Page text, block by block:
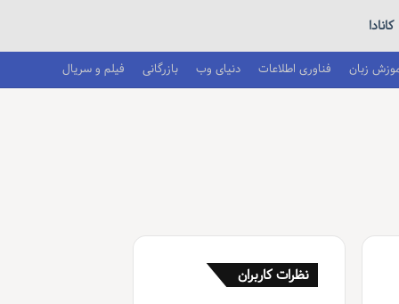
کانادا
زبان فناوری اطلاعات دنیای وب بازرگانی فیلم و سریال
نظرات کاربران